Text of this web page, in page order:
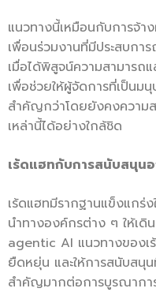
แนวทางนี้เหมือนกับการจ้า
เพื่อนร่วมงานที่มีประสบก
เมื่อได้พิสูจน์ความสามารถ
เพื่อช่วยให้ผู้จัดการที่เป็นม
สำคัญกว่าโดยยังคงความส
เหล่านี้ได้อย่างใกล้ชิด
เร้ดแฮทกับการสนับสนุนอ
เร้ดแฮทมีรากฐานแข็งแกร่
นำทางองค์กรต่าง ๆ ให้เดิ
agentic AI แนวทางของเ
ยืดหยุ่น และให้การสนับสนุ
สำคัญมากต่อการบูรณากา